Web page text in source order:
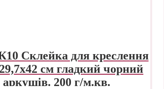
Склейка для креслення
см гладкий чорний
аркушів. 200 г/м.кв.